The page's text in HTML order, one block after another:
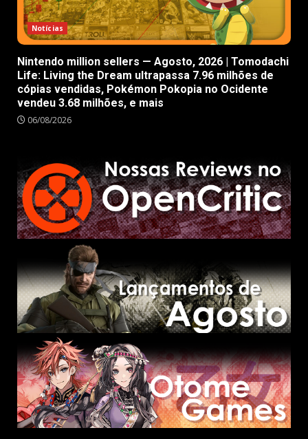
Notícias
Nintendo million sellers — Agosto, 2026 | Tomodachi
Life: Living the Dream ultrapassa 7.96 milhões de
cópias vendidas, Pokémon Pokopia no Ocidente
vendeu 3.68 milhões, e mais
06/08/2026